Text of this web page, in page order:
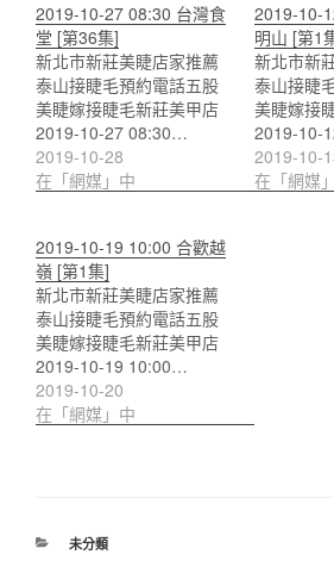
2019-10-27 08:30 台灣食
堂 [第36集]
新北市新莊美睫店家推薦
泰山接睫毛預約電話五股
美睫嫁接睫毛新莊美甲店
2019-10-27 08:30…
2019-10-28
在「網媒」中
2019-10-
明山 [第1
新北市新
泰山接睫
美睫嫁接
2019-10-
2019-10-
在「網媒
2019-10-19 10:00 合歡越
嶺 [第1集]
新北市新莊美睫店家推薦
泰山接睫毛預約電話五股
美睫嫁接睫毛新莊美甲店
2019-10-19 10:00…
2019-10-20
在「網媒」中
分
未分類